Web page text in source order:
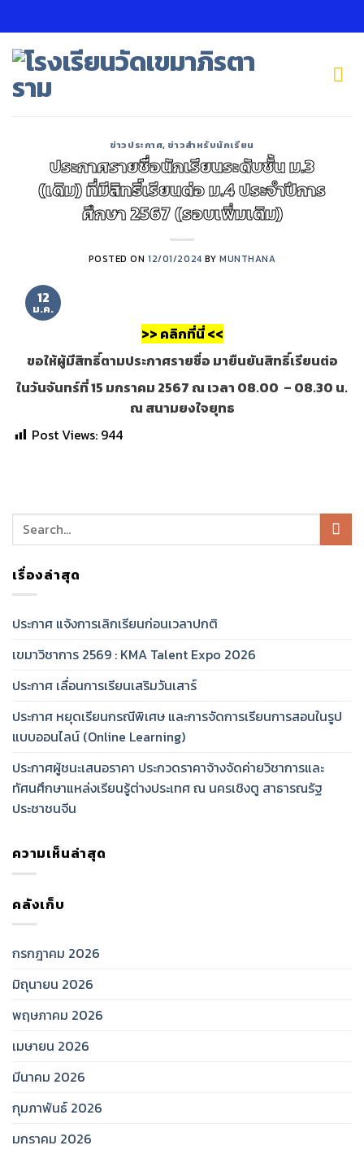
to
content
ข่าวประกาศ, ข่าวสำหรับนักเรียน
ประกาศรายชื่อนักเรียนระดับชั้น ม.3
(เดิม) ที่มีสิทธิ์เรียนต่อ ม.4 ประจำปีการ
ศึกษา 2567 (รอบเพิ่มเติม)
POSTED ON12/01/2024 BY MUNTHANA
12
ม.ค.
>> คลิกที่นี่ <<
ขอให้ผู้มีสิทธิ์ตามประกาศรายชื่อ มายืนยันสิทธิ์เรียนต่อ
ในวันจันทร์ที่ 15 มกราคม 2567 ณ เวลา 08.00 – 08.30 น.
ณ สนามยงใจยุทธ
Post Views: 944
เรื่องล่าสุด
ประกาศ แจ้งการเลิกเรียนก่อนเวลาปกติ
เขมาวิชาการ 2569 : KMA Talent Expo 2026
ประกาศ เลื่อนการเรียนเสริมวันเสาร์
ประกาศ หยุดเรียนกรณีพิเศษ และการจัดการเรียนการสอนในรูป
แบบออนไลน์ (Online Learning)
ประกาศผู้ชนะเสนอราคา ประกวดราคาจ้างจัดค่ายวิชาการและ
ทัศนศึกษาแหล่งเรียนรู้ต่างประเทศ ณ นครเชิงตู สาธารณรัฐ
ประชาชนจีน
ความเห็นล่าสุด
คลังเก็บ
กรกฎาคม 2026
มิถุนายน 2026
พฤษภาคม 2026
เมษายน 2026
มีนาคม 2026
กุมภาพันธ์ 2026
มกราคม 2026